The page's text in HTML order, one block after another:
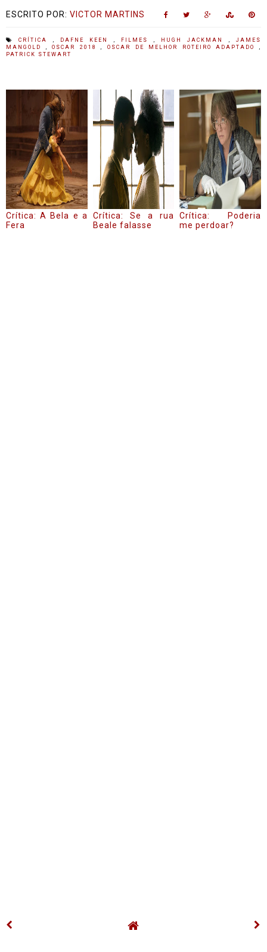
ESCRITO POR: VICTOR MARTINS
CRÍTICA , DAFNE KEEN , FILMES , HUGH JACKMAN ,JAMES
MANGOLD ,OSCAR 2018,OSCAR DE MELHOR ROTEIRO ADAPTADO,
PATRICK STEWART
Crítica: A Bela e a
Fera
Crítica: Se a rua
Beale falasse
Crítica: Poderia
me perdoar?